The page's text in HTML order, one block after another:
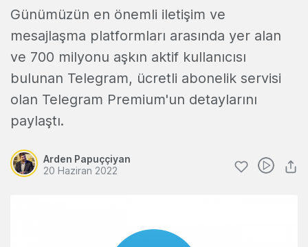
Günümüzün en önemli iletişim ve
mesajlaşma platformları arasında yer alan
ve 700 milyonu aşkın aktif kullanıcısı
bulunan Telegram, ücretli abonelik servisi
olan Telegram Premium'un detaylarını
paylaştı.
Arden Papuççiyan
20 Haziran 2022